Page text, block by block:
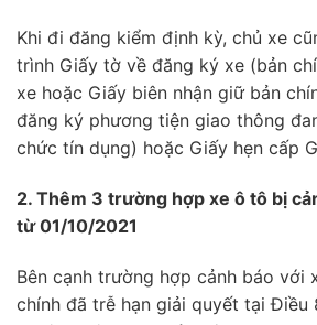
Khi đi đăng kiểm định kỳ, chủ xe
trình Giấy tờ về đăng ký xe (bản
xe hoặc Giấy biên nhận giữ bản
đăng ký phương tiện giao thông
chức tín dụng) hoặc Giấy hẹn cấp
2. Thêm 3 trường hợp xe ô tô bị
từ 01/10/2021
Bên cạnh trường hợp cảnh báo với
chính đã trễ hạn giải quyết tại Điều